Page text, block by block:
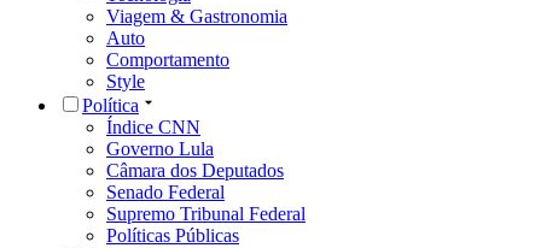
Viagem & Gastronomia
Auto
Comportamento
Style
Política
Índice CNN
Governo Lula
Câmara dos Deputados
Senado Federal
Supremo Tribunal Federal
Políticas Públicas